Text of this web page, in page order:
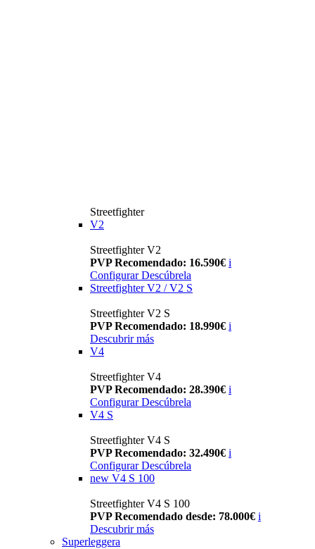
Streetfighter
V2
Streetfighter V2
PVP Recomendado: 16.590€ i
Configurar Descúbrela
Streetfighter V2 / V2 S
Streetfighter V2 S
PVP Recomendado: 18.990€ i
Descubrir más
V4
Streetfighter V4
PVP Recomendado: 28.390€ i
Configurar Descúbrela
V4 S
Streetfighter V4 S
PVP Recomendado: 32.490€ i
Configurar Descúbrela
new V4 S 100
Streetfighter V4 S 100
PVP Recomendado desde: 78.000€ i
Descubrir más
Superleggera